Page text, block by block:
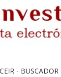
CEIR -